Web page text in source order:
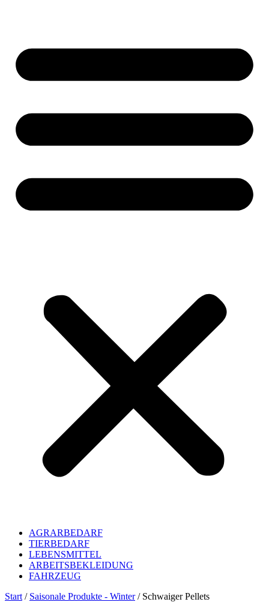
AGRARBEDARF
TIERBEDARF
LEBENSMITTEL
ARBEITSBEKLEIDUNG
FAHRZEUG
Start / Saisonale Produkte - Winter/ Schwaiger Pellets